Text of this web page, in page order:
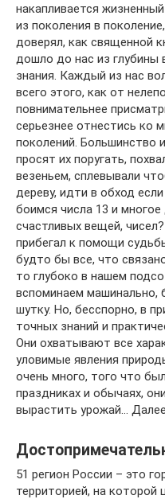
накапливается
из поколения в
доверял, как священной
дошло до нас из глубины
знания. Каждый из нас
всего этого, как от
повнимательнее
серьезнее отнестись ко
поколений. Большинство
просят их поругать,
везеньем, сплевывали
дереву, идти в обход
боимся числа 13 и
счастливых вещей,
прибегал к помощи
будто бы все, что
то глубоко в нашем
вспоминаем машинально,
шутку. Но, бесспорно, в
точных знаний и
Они охватывают все
уловимые явления
очень много, того что
праздниках и обычаях,
вырастить урожай…
51 регион России – это
территорией, на которой